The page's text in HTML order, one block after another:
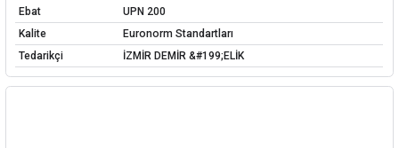
Ebat
UPN 200
Kalite
Euronorm Standartları
Tedarikçi
İZMİR DEMİR &#199;ELİK